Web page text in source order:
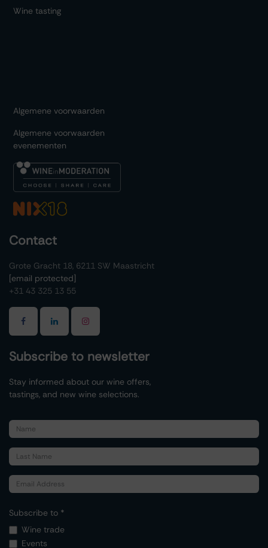
Wine tasting
Algemene voorwaarden
Algemene voorwaarden
evenementen
Contact
Grote Gracht 18, 6211 SW Maastricht
[email protected]
+31 43 325 13 55
Subscribe to newsletter
Stay informed about our wine offers,
tastings, and new wine selections.
Subscribe to *
Wine trade
Events